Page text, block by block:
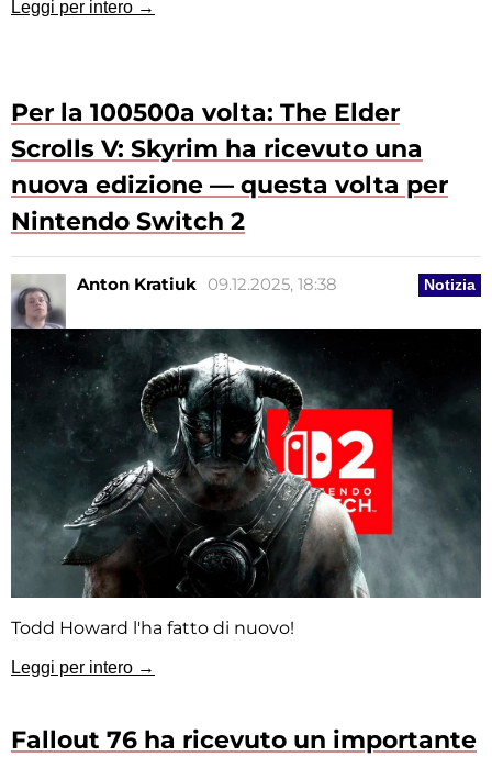
Leggi per intero →
Per la 100500a volta: The Elder
Scrolls V: Skyrim ha ricevuto una
nuova edizione — questa volta per
Nintendo Switch 2
Notizia
Anton Kratiuk 09.12.2025, 18:38
Todd Howard l'ha fatto di nuovo!
Leggi per intero →
Fallout 76 ha ricevuto un importante